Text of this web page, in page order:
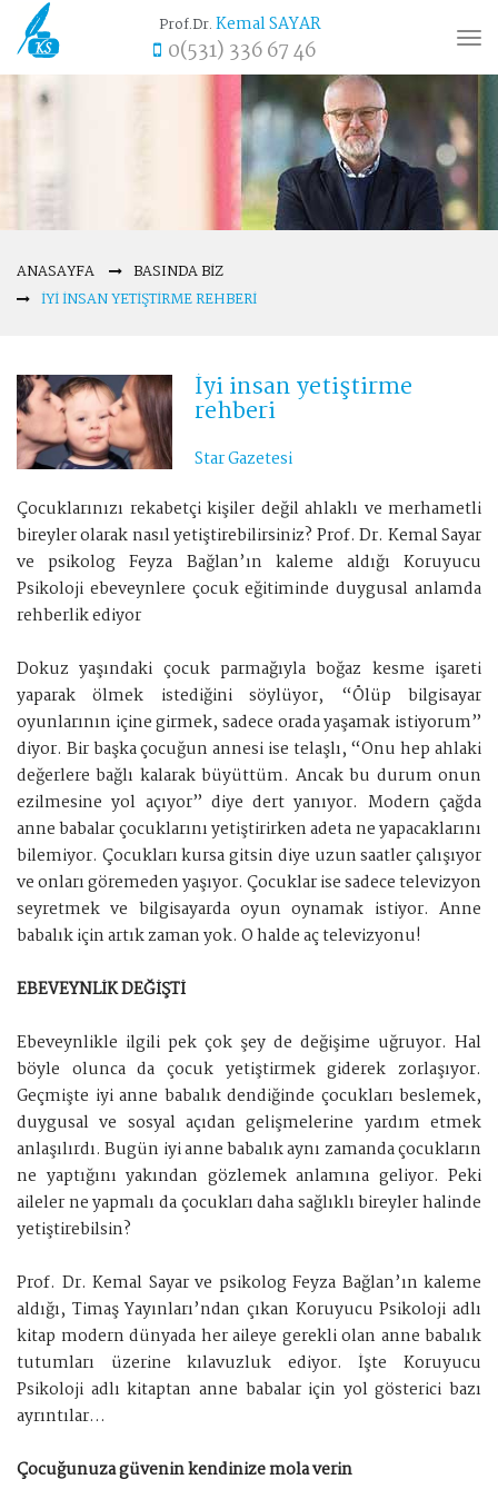
Prof.Dr.Kemal SAYAR
0(531) 336 67 46
ANASAYFA
BASINDA BIZ
İYI INSAN YETIŞTIRME REHBERI
İyi insan yetiştirme
rehberi
Star Gazetesi
Çocuklarınızı rekabetçi kişiler değil ahlaklı ve merhametli
bireyler olarak nasıl yetiştirebilirsiniz? Prof. Dr. Kemal Sayar
ve psikolog Feyza Bağlan’ın kaleme aldığı Koruyucu
Psikoloji ebeveynlere çocuk eğitiminde duygusal anlamda
rehberlik ediyor
Dokuz yaşındaki çocuk parmağıyla boğaz kesme işareti
yaparak ölmek istediğini söylüyor, “Ölüp bilgisayar
oyunlarının içine girmek, sadece orada yaşamak istiyorum”
diyor. Bir başka çocuğun annesi ise telaşlı, “Onu hep ahlaki
değerlere bağlı kalarak büyüttüm. Ancak bu durum onun
ezilmesine yol açıyor” diye dert yanıyor. Modern çağda
anne babalar çocuklarını yetiştirirken adeta ne yapacaklarını
bilemiyor. Çocukları kursa gitsin diye uzun saatler çalışıyor
ve onları göremeden yaşıyor. Çocuklar ise sadece televizyon
seyretmek ve bilgisayarda oyun oynamak istiyor. Anne
babalık için artık zaman yok. O halde aç televizyonu!
EBEVEYNLİK DEĞİŞTİ
Ebeveynlikle ilgili pek çok şey de değişime uğruyor. Hal
böyle olunca da çocuk yetiştirmek giderek zorlaşıyor.
Geçmişte iyi anne babalık dendiğinde çocukları beslemek,
duygusal ve sosyal açıdan gelişmelerine yardım etmek
anlaşılırdı. Bugün iyi anne babalık aynı zamanda çocukların
ne yaptığını yakından gözlemek anlamına geliyor. Peki
aileler ne yapmalı da çocukları daha sağlıklı bireyler halinde
yetiştirebilsin?
Prof. Dr. Kemal Sayar ve psikolog Feyza Bağlan’ın kaleme
aldığı, Timaş Yayınları’ndan çıkan Koruyucu Psikoloji adlı
kitap modern dünyada her aileye gerekli olan anne babalık
tutumları üzerine kılavuzluk ediyor. İşte Koruyucu
Psikoloji adlı kitaptan anne babalar için yol gösterici bazı
ayrıntılar...
Çocuğunuza güvenin kendinize mola verin